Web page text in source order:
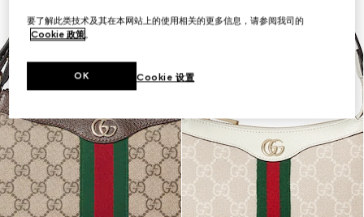
要了解此类技术及其在本网站上的使用相关的更多信息，请参阅我司的
Cookie 政策。
Cookie 设置
OK